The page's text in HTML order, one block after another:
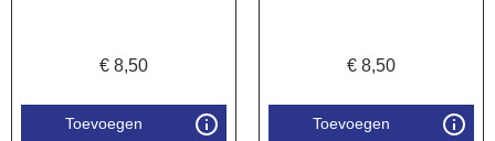
€ 8,50
Toevoegen
€ 8,50
Toevoegen